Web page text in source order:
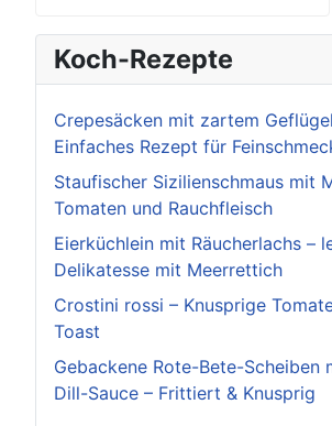
Koch-Rezepte
Crepesäcken mit zartem
Einfaches Rezept für
Staufischer Sizilienschmaus mit
Tomaten und Rauchfleisch
Eierküchlein mit Räucherlachs –
Delikatesse mit Meerrettich
Crostini rossi – Knusprige
Toast
Gebackene Rote-Bete-Scheiben
Dill-Sauce – Frittiert & Knusprig